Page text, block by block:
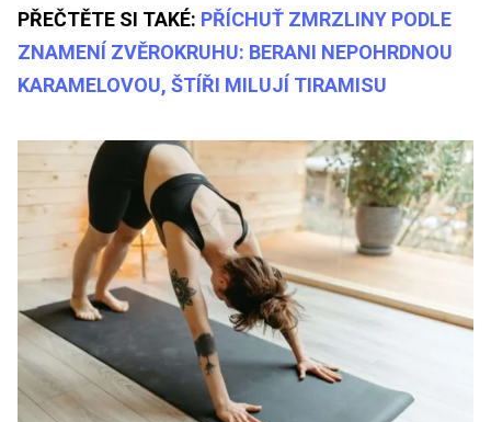
PŘEČTĚTE SI TAKÉ: PŘÍCHUŤ ZMRZLINY PODLE
ZNAMENÍ ZVĚROKRUHU: BERANI NEPOHRDNOU
KARAMELOVOU, ŠTÍŘI MILUJÍ TIRAMISU